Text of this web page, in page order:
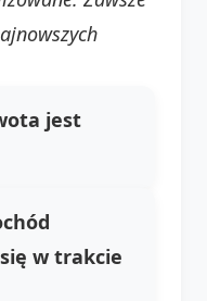
jest
w trakcie